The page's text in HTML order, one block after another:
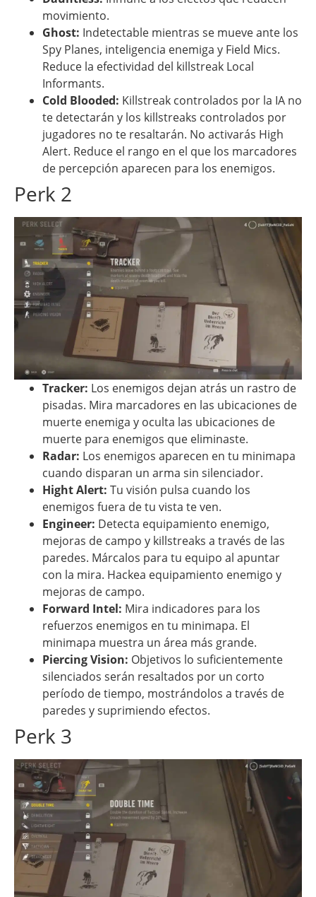
movimiento.
Ghost: Indetectable mientras se mueve ante los
Spy Planes, inteligencia enemiga y Field Mics.
Reduce la efectividad del killstreak Local
Informants.
Cold Blooded: Killstreak controlados por la IA no
te detectarán y los killstreaks controlados por
jugadores no te resaltarán. No activarás High
Alert. Reduce el rango en el que los marcadores
de percepción aparecen para los enemigos.
Perk 2
Tracker: Los enemigos dejan atrás un rastro de
pisadas. Mira marcadores en las ubicaciones de
muerte enemiga y oculta las ubicaciones de
muerte para enemigos que eliminaste.
Radar: Los enemigos aparecen en tu minimapa
cuando disparan un arma sin silenciador.
Hight Alert: Tu visión pulsa cuando los
enemigos fuera de tu vista te ven.
Engineer: Detecta equipamiento enemigo,
mejoras de campo y killstreaks a través de las
paredes. Márcalos para tu equipo al apuntar
con la mira. Hackea equipamiento enemigo y
mejoras de campo.
Forward Intel: Mira indicadores para los
refuerzos enemigos en tu minimapa. El
minimapa muestra un área más grande.
Piercing Vision: Objetivos lo suficientemente
silenciados serán resaltados por un corto
período de tiempo, mostrándolos a través de
paredes y suprimiendo efectos.
Perk 3